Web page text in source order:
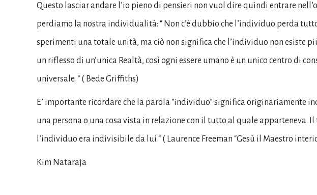
Questo lasciar andare l’io pieno di pensieri non vuol dire quindi entrare
perdiamo la nostra individualità: “ Non c’è dubbio che l’individuo perda
sperimenti una totale unità, ma ciò non significa che l’individuo non esiste
un riflesso di un’unica Realtà, così ogni essere umano è un unico centro di
universale. “ ( Bede Griffiths)
E’ importante ricordare che la parola “individuo” significa originariamente
una persona o una cosa vista in relazione con il tutto al quale apparteneva.
l’individuo era indivisibile da lui “ ( Laurence Freeman “Gesù il Maestro
Kim Nataraja